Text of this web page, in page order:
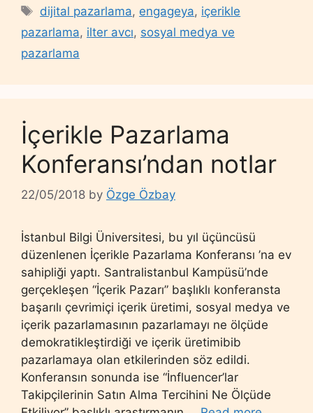
Tags
dijital pazarlama, engageya, içerikle
pazarlama, ilter avcı, sosyal medya ve
pazarlama
İçerikle Pazarlama
Konferansı’ndan notlar
22/05/2018 by Özge Özbay
İstanbul Bilgi Üniversitesi, bu yıl üçüncüsü
düzenlenen İçerikle Pazarlama Konferansı ’na ev
sahipliği yaptı. Santralistanbul Kampüsü’nde
gerçekleşen “İçerik Pazarı” başlıklı konferansta
başarılı çevrimiçi içerik üretimi, sosyal medya ve
içerik pazarlamasının pazarlamayı ne ölçüde
demokratikleştirdiği ve içerik üretimibib
pazarlamaya olan etkilerinden söz edildi.
Konferansın sonunda ise “İnfluencer’lar
Takipçilerinin Satın Alma Tercihini Ne Ölçüde